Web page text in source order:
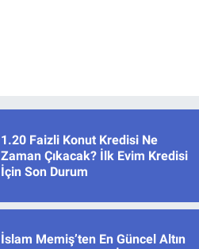
1.20 Faizli Konut Kredisi Ne
Zaman Çıkacak? İlk Evim Kredisi
İçin Son Durum
İslam Memiş’ten En Güncel Altın